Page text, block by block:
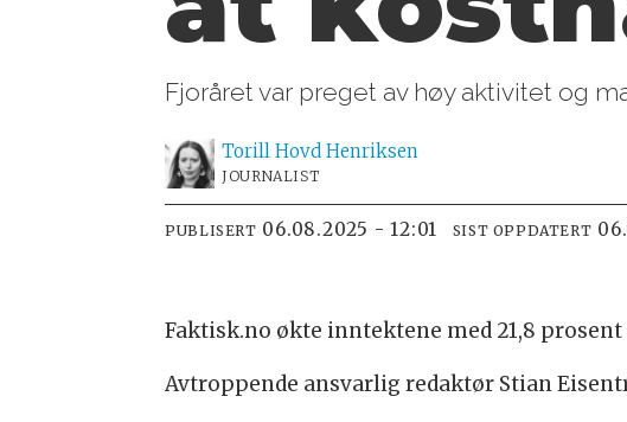
Fjoråret var preget av høy aktivitet og
Torill Hovd Henriksen
JOURNALIST
PUBLISERT 06.08.2025 - 12:01 SIST OPPDATERT
Faktisk.no økte inntektene med 21,8
Avtroppende ansvarlig redaktør Stian